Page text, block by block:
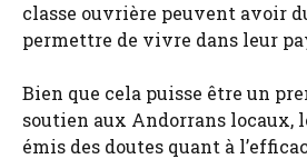
classe ouvrière peuvent avoir
permettre de vivre dans leur
Bien que cela puisse être un
soutien aux Andorrans locaux,
émis des doutes quant à